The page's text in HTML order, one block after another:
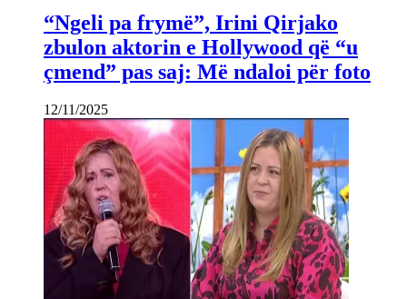
“Ngeli pa frymë”, Irini Qirjako
zbulon aktorin e Hollywood që “u
çmend” pas saj: Më ndaloi për foto
12/11/2025